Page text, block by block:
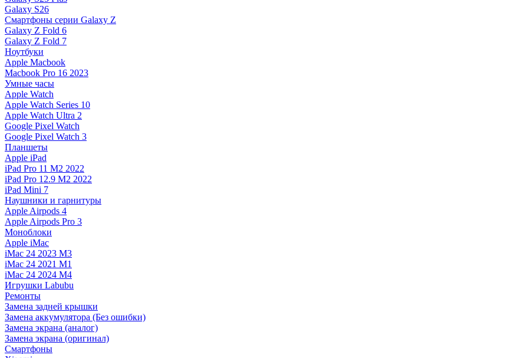
Galaxy S26
Смартфоны серии Galaxy Z
Galaxy Z Fold 6
Galaxy Z Fold 7
Ноутбуки
Apple Macbook
Macbook Pro 16 2023
Умные часы
Apple Watch
Apple Watch Series 10
Apple Watch Ultra 2
Google Pixel Watch
Google Pixel Watch 3
Планшеты
Apple iPad
iPad Pro 11 M2 2022
iPad Pro 12.9 M2 2022
iPad Mini 7
Наушники и гарнитуры
Apple Airpods 4
Apple Airpods Pro 3
Моноблоки
Apple iMac
iMac 24 2023 M3
iMac 24 2021 M1
iMac 24 2024 M4
Игрушки Labubu
Ремонты
Замена задней крышки
Замена аккумулятора (Без ошибки)
Замена экрана (аналог)
Замена экрана (оригинал)
Смартфоны